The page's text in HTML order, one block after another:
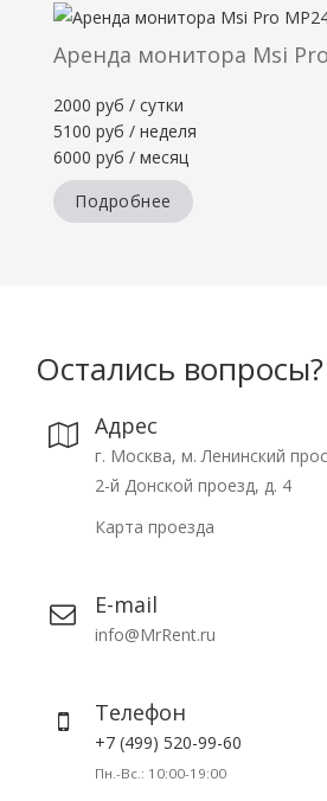
Аренда монитора Msi
2000 руб / сутки
5100 руб / неделя
6000 руб / месяц
Подробнее
Остались вопросы?
Адрес
г. Москва, м. Ленинский
2-й Донской проезд, д. 4
Карта проезда
E-mail
info@MrRent.ru
Телефон
+7 (499) 520-99-60
Пн.-Вс.: 10:00-19:00